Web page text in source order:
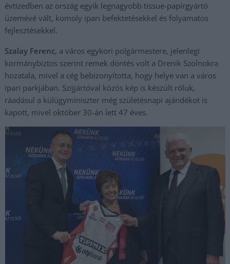
évtizedben az ország egyik legnagyobb tissue-papírgyártó
üzemévé vált, komoly ipari befektetésekkel és folyamatos
fejlesztésekkel.
Szalay Ferenc, a város egykori polgármestere, jelenlegi
kormánybiztos szerint remek döntés volt a Drenik Szolnokra
hozatala, mivel a cég bebizonyította, hogy helye van a város
ipari parkjában. Szijjártóval közös kép is készült róluk,
ráadásul a külügyminiszter még születésnapi ajándékot is
kapott, mivel október 30-án lett 47 éves.